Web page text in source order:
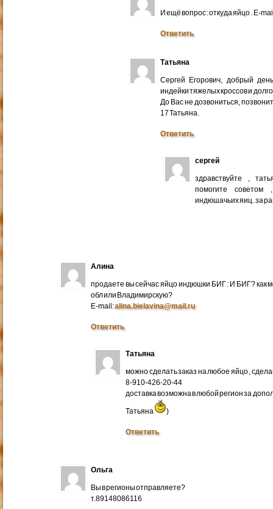
И ещё вопрос : откуда яйцо . E-
Ответить
Татьяна
Сергей Егорович, добрый
индейки тяжелых кроссов и
До Вас не дозвониться,
17 Татьяна.
Ответить
сергей
здравствуйте ,
помогите
индюшачьих яиц . за
Алина
продаете вы сейчас яйцо индюшки БИГ : И БИГ? как
обл или Владимирскую?
E-mail:alina.bielavina@mail.ru
Ответить
Татьяна
можно сделать заказ на любое яйцо ,
8-910-426-20-44
доставка возможна в любой регион за
Татьяна )
Ответить
Ольга
Вы в регионы отправляете?
т.89148086116